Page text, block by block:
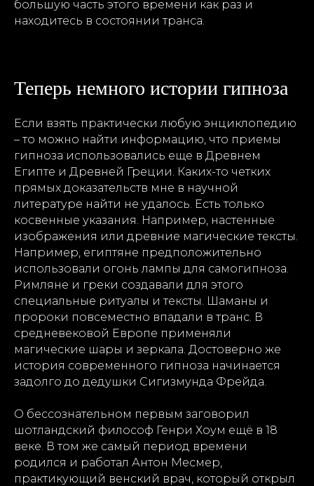
большую часть этого времени как раз и
находитесь в состоянии транса.
Теперь немного истории гипноза
Если взять практически любую энциклопедию
– то можно найти информацию, что приемы
гипноза использовались еще в Древнем
Египте и Древней Греции. Каких-то четких
прямых доказательств мне в научной
литературе найти не удалось. Есть только
косвенные указания. Например, настенные
изображения или древние магические тексты.
Например, египтяне предположительно
использовали огонь лампы для самогипноза.
Римляне и греки создавали для этого
специальные ритуалы и тексты. Шаманы и
пророки повсеместно впадали в транс. В
средневековой Европе применяли
магические шары и зеркала. Достоверно же
история современного гипноза начинается
задолго до дедушки Сигизмунда Фрейда.
О бессознательном первым заговорил
шотландский философ Генри Хоум ещё в 18
веке. В том же самый период времени
родился и работал Антон Месмер,
практикующий венский врач, который открыл